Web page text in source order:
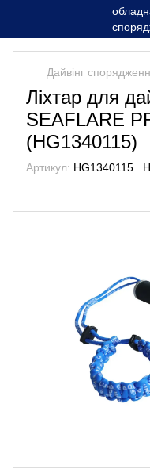
Дайвінг
Ліхтар для
SEAFLARE
(HG1340115)
Артикул: HG1340115